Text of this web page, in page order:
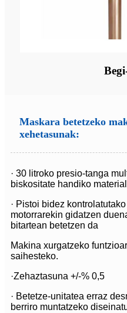
Maskara betetzeko
xehetasunak:
· 30 litroko presio-tanga
biskositate handiko
· Pistoi bidez
motorrarekin gidatzen
bitartean betetzen da
Makina xurgatzeko
saihesteko.
·Zehaztasuna +/-% 0,5
· Betetze-unitatea erraz
berriro muntatzeko